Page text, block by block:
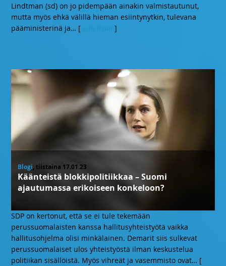
Lindtman (sd) on jo pidempään ainakin valmistautunut,
mutta myös ehkä välillä hieman esiintynytkin, tulevana
pääministerinä ja… [ ]
Blogi, tiistaina 17.01.23
Käänteistä blokkipolitiikkaa – Suomi
ajautumassa erikoiseen konkeloon?
SDP on kertonut, että se ei tule tekemään
perussuomalaisten kanssa hallitusyhteistyötä vaikka
hallitusohjelma olisi minkälainen. Demarit siis sulkevat
perussuomalaiset ulos yhteistyöstä ilman keskustelua
politiikan sisällöistä. Myös vihreät ja vasemmisto ovat… [